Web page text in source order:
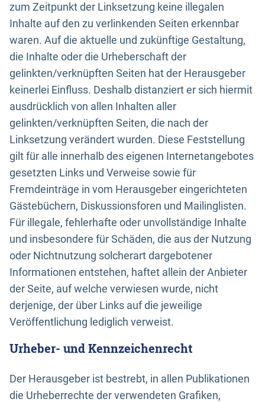
zum Zeitpunkt der Linksetzung keine illegalen
Inhalte auf den zu verlinkenden Seiten erkennbar
waren. Auf die aktuelle und zukünftige Gestaltung,
die Inhalte oder die Urheberschaft der
gelinkten/verknüpften Seiten hat der Herausgeber
keinerlei Einfluss. Deshalb distanziert er sich hiermit
ausdrücklich von allen Inhalten aller
gelinkten/verknüpften Seiten, die nach der
Linksetzung verändert wurden. Diese Feststellung
gilt für alle innerhalb des eigenen Internetangebotes
gesetzten Links und Verweise sowie für
Fremdeinträge in vom Herausgeber eingerichteten
Gästebüchern, Diskussionsforen und Mailinglisten.
Für illegale, fehlerhafte oder unvollständige Inhalte
und insbesondere für Schäden, die aus der Nutzung
oder Nichtnutzung solcherart dargebotener
Informationen entstehen, haftet allein der Anbieter
der Seite, auf welche verwiesen wurde, nicht
derjenige, der über Links auf die jeweilige
Veröffentlichung lediglich verweist.
Urheber- und Kennzeichenrecht
Der Herausgeber ist bestrebt, in allen Publikationen
die Urheberrechte der verwendeten Grafiken,